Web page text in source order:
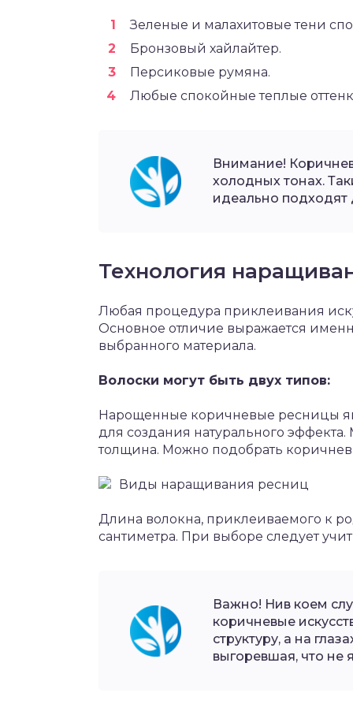
Зеленые и малахитовые тени
Бронзовый хайлайтер.
Персиковые румяна.
Любые спокойные теплые
Внимание!
холодных тонах.
идеально подходят
Технология
Любая процедура приклеивания
Основное отличие выражается
выбранного материала.
Волоски могут быть двух типов:
Нарощенные коричневые ресницы
для создания натурального
толщина. Можно подобрать
Виды наращивания ресниц
Длина волокна, приклеиваемого к
сантиметра. При выборе следует
Важно! Нив коем
коричневые
структуру, а на
выгоревшая, что не